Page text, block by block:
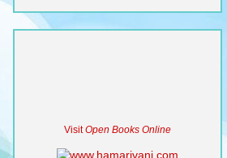
VisitOpen Books Online